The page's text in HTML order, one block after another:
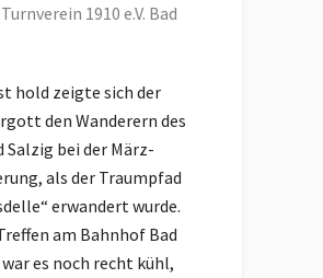
Turnverein 1910 e.V. Bad
hold zeigte sich der
den Wanderern des
Salzig bei der März-
als der Traumpfad
erwandert wurde.
am Bahnhof Bad
es noch recht kühl,